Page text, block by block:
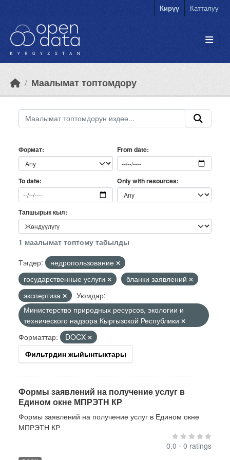
Кирүү Катталуу
Маалымат топтомдору
Формат From date
To date Only with resources
Тапшырык кыл
1 маалымат топтому табылды
Тэгдер:
недропользование
государственные услуги
бланки заявлений
экспертиза
Уюмдар:
Министерство природных ресурсов, экологии и
технического надзора Кыргызской Республики
Форматтар:
DOCX
Фильтрдин жыйынтыктары
Формы заявлений на получение услуг в
Едином окне МПРЭТН КР
Формы заявлений на получение услуг в Едином окне
МПРЭТН КР
0.0 - 0 ratings